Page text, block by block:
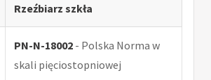
Rzeźbiarz szkła
PN-N-18002 - Polska Norma w
skali pięciostopniowej